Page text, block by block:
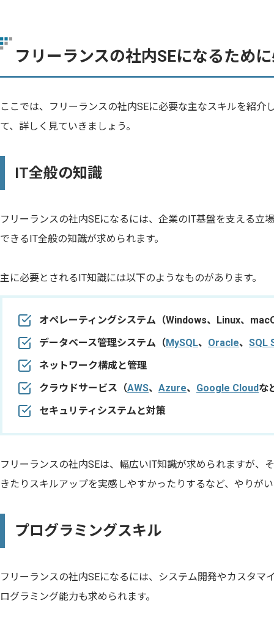
フリーランスの社内SEになるため
ここでは、フリーランスの社内SEに必要な主なスキルを紹介
て、詳しく見ていきましょう。
IT全般の知識
フリーランスの社内SEになるには、企業のIT基盤を支える立
できるIT全般の知識が求められます。
主に必要とされるIT知識には以下のようなものがあります。
オペレーティングシステム（Windows、Linux、
データベース管理システム（MySQL、 Oracle、 SQL
ネットワーク構成と管理
クラウドサービス（AWS、 Azure、 Google Cloudな
セキュリティシステムと対策
フリーランスの社内SEは、幅広いIT知識が求められますが、
きたりスキルアップを実感しやすかったりするなど、やりが
プログラミングスキル
フリーランスの社内SEになるには、システム開発やカスタマ
ログラミング能力も求められます。